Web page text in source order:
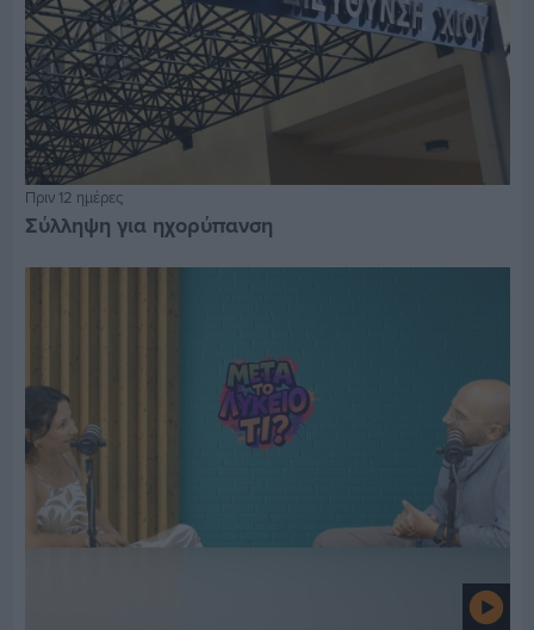
Πριν 12 ημέρες
Σύλληψη για ηχορύπανση